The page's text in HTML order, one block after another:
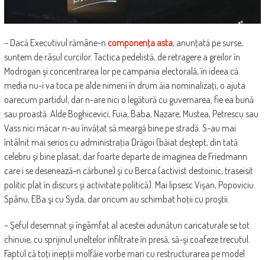
– Dacă Executivul rămâne-n componenţa asta, anunţată pe surse,
suntem de râsul curcilor. Tactica pedelistă, de retragere a greilor în
Modrogan şi concentrarea lor pe campania electorală, în ideea că
media nu-i va toca pe alde nimeni în drum ăia nominalizaţi, o ajuta
oarecum partidul, dar n-are nici o legătură cu guvernarea, fie ea bună
sau proastă. Alde Boghicevici, Fuia, Baba, Nazare, Mustea, Petrescu sau
Vass nici măcar n-au învăţat să meargă bine pe stradă. S-au mai
întâlnit mai serios cu administraţia Drăgoi (băiat deştept, din tată
celebru şi bine plasat, dar foarte departe de imaginea de Friedmann
care i se desenează-n cărbune) şi cu Berca (activist destoinic, traseisit
politic plat în discurs şi activitate politică). Mai lipsesc Vişan, Popoviciu.
Spânu, EBa şi cu Syda, dar oricum au schimbat hoţii cu proştii.
– Şeful desemnat şi îngâmfat al acestei adunături caricaturale se tot
chinuie, cu sprijinul uneltelor infiltrate în presă, să-şi coafeze trecutul.
Faptul că toţi inepţii molfăie vorbe mari cu restructurarea pe model